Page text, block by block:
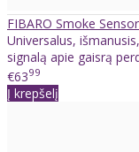
FIBARO Smoke
Universalus,
signalą apie gaisrą
€6399
Į krepšelį